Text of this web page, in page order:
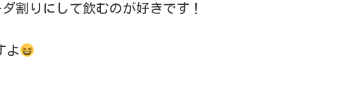
割りにして飲むのが好きです！
よ